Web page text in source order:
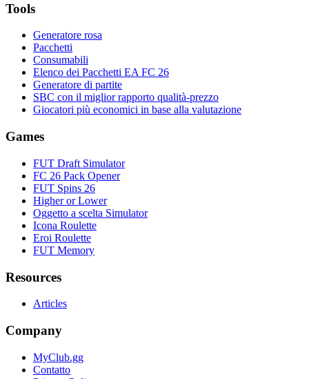
Tools
Generatore rosa
Pacchetti
Consumabili
Elenco dei Pacchetti EA FC 26
Generatore di partite
SBC con il miglior rapporto qualità-prezzo
Giocatori più economici in base alla valutazione
Games
FUT Draft Simulator
FC 26 Pack Opener
FUT Spins 26
Higher or Lower
Oggetto a scelta Simulator
Icona Roulette
Eroi Roulette
FUT Memory
Resources
Articles
Company
MyClub.gg
Contatto